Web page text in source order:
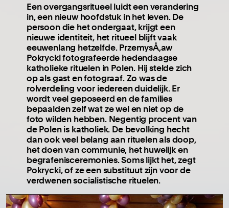
Een overgangsritueel luidt een verandering
in, een nieuw hoofdstuk in het leven. De
persoon die het ondergaat, krijgt een
nieuwe identiteit, het ritueel blijft vaak
eeuwenlang hetzelfde. PrzemysÅ‚aw
Pokrycki fotografeerde hedendaagse
katholieke rituelen in Polen. Hij stelde zich
op als gast en fotograaf. Zo was de
rolverdeling voor iedereen duidelijk. Er
wordt veel geposeerd en de families
bepaalden zelf wat ze wel en niet op de
foto wilden hebben. Negentig procent van
de Polen is katholiek. De bevolking hecht
dan ook veel belang aan rituelen als doop,
het doen van communie, het huwelijk en
begrafenisceremonies. Soms lijkt het, zegt
Pokrycki, of ze een substituut zijn voor de
verdwenen socialistische rituelen.